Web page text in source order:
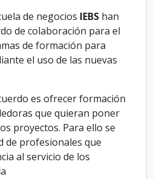
de negocios IEBShan
de colaboración para el
de formación para
el uso de las nuevas
es ofrecer formación
que quieran poner
proyectos. Para ello se
de profesionales que
al servicio de los